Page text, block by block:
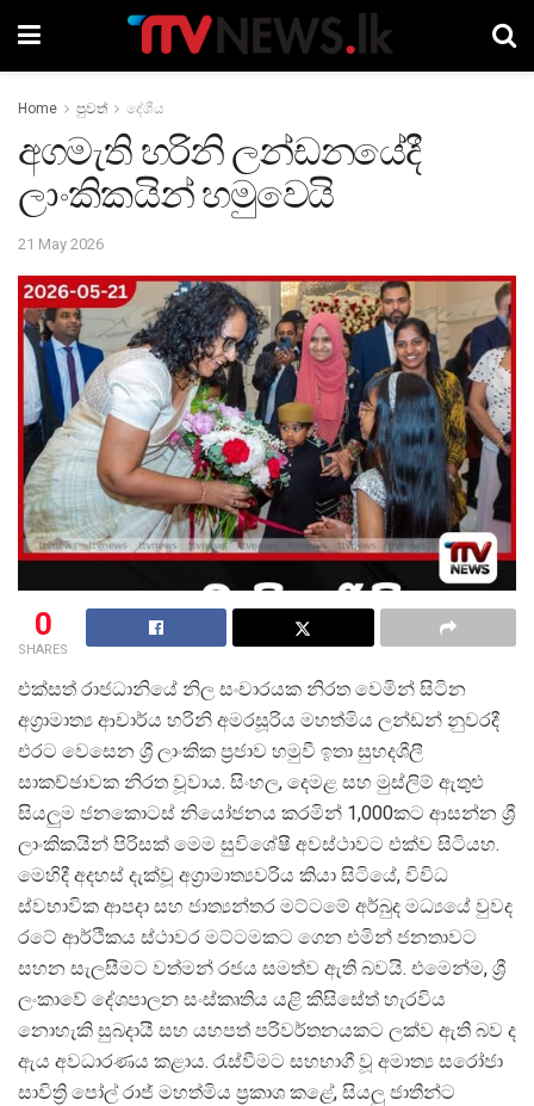
Home පුවත් දේශීය
අගමැති හරිනි ලන්ඩනයේදී
ලාංකිකයින් හමුවෙයි
21 May 2026
0
SHARES
එක්සත් රාජධානියේ නිල සංචාරයක නිරත වෙමින් සිටින
අග්රාමාත් ය ආචාර්ය හරිනි අමරසූරිය මහත්මිය ලන්ඩන් නුවරදී
එරට වෙසෙන ශ් රී ලාංකික ප්රජාව හමුවී ඉතා සුහදශීලී
සාකච්ඡාවක නිරත වූවාය. සිංහල, දෙමළ සහ මුස්ලිම් ඇතුළු
සියලුම ජනකොටස් නියෝජනය කරමින් 1,000කට ආසන්න ශ්
ලාංකිකයින් පිරිසක් මෙම සුවිශේෂී අවස්ථාවට එක්ව සිටියහ.
මෙහිදී අදහස් දැක්වූ අග්රාමාත්යවරිය කියා සිටියේ, විවිධ
ස්වභාවික ආපදා සහ ජාත්යන්තර මට්ටමේ අර්බුද මධ්යයේ වුවද
රටේ ආර්ථිකය ස්ථාවර මට්ටමකට ගෙන එමින් ජනතාවට
සහන සැලසීමට වත්මන් රජය සමත්ව ඇති බවයි. එමෙන්ම, ශ්
ලංකාවේ දේශපාලන සංස්කෘතිය යළි කිසිසේත් හැරවිය
නොහැකි සුබදායී සහ යහපත් පරිවර්තනයකට ලක්ව ඇති බව ද
ඇය අවධාරණය කළාය. රැස්වීමට සහභාගී වූ අමාත් ය සරෝජා
සාවිත් රි පෝල් රාජ් මහත්මිය ප්රකාශ කළේ, සියලු ජාතීන්ට